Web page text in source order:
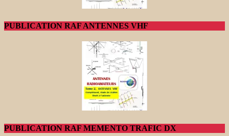
PUBLICATION RAF ANTENNES VHF
PUBLICATION RAF MEMENTO TRAFIC DX